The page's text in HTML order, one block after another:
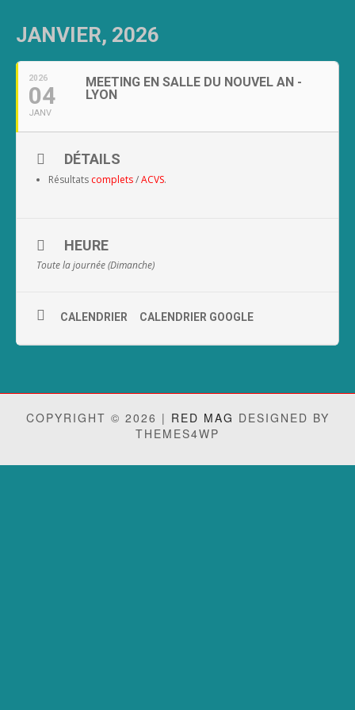
JANVIER, 2026
2026
04
JANV
MEETING EN SALLE DU NOUVEL AN -
LYON
DÉTAILS
Résultats complets/ACVS.
HEURE
Toute la journée (Dimanche)
CALENDRIER CALENDRIER GOOGLE
COPYRIGHT © 2026 | RED MAG DESIGNED BY
THEMES4WP